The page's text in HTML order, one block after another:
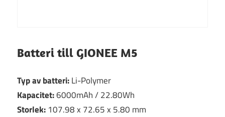
Batteri till GIONEE M5
Typ av batteri:Li-Polymer
Kapacitet:6000mAh / 22.80Wh
Storlek: 107.98 x 72.65 x 5.80 mm